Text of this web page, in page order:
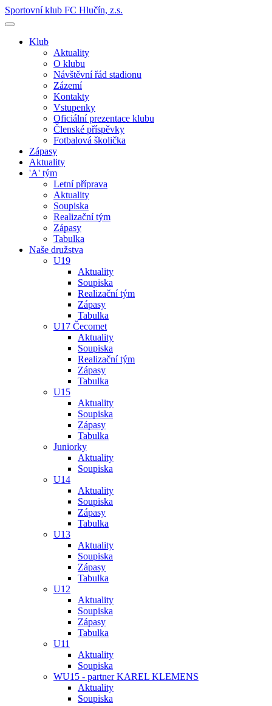
Sportovní klub FC Hlučín, z.s.
Klub
Aktuality
O klubu
Návštěvní řád stadionu
Zázemí
Kontakty
Vstupenky
Oficiální prezentace klubu
Členské příspěvky
Fotbalová školička
Zápasy
Aktuality
'A' tým
Letní příprava
Aktuality
Soupiska
Realizační tým
Zápasy
Tabulka
Naše družstva
U19
Aktuality
Soupiska
Realizační tým
Zápasy
Tabulka
U17 Čecomet
Aktuality
Soupiska
Realizační tým
Zápasy
Tabulka
U15
Aktuality
Soupiska
Zápasy
Tabulka
Juniorky
Aktuality
Soupiska
U14
Aktuality
Soupiska
Zápasy
Tabulka
U13
Aktuality
Soupiska
Zápasy
Tabulka
U12
Aktuality
Soupiska
Zápasy
Tabulka
U11
Aktuality
Soupiska
WU15 - partner KAREL KLEMENS
Aktuality
Soupiska